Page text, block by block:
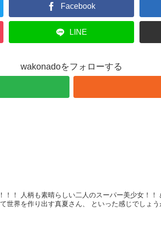
Facebook
LINE
wakonadoをフォローする
！！ 人柄も素晴らしい二人のスーパー美少女！！
世界を作り出す真夏さん、 といった感じでしょう